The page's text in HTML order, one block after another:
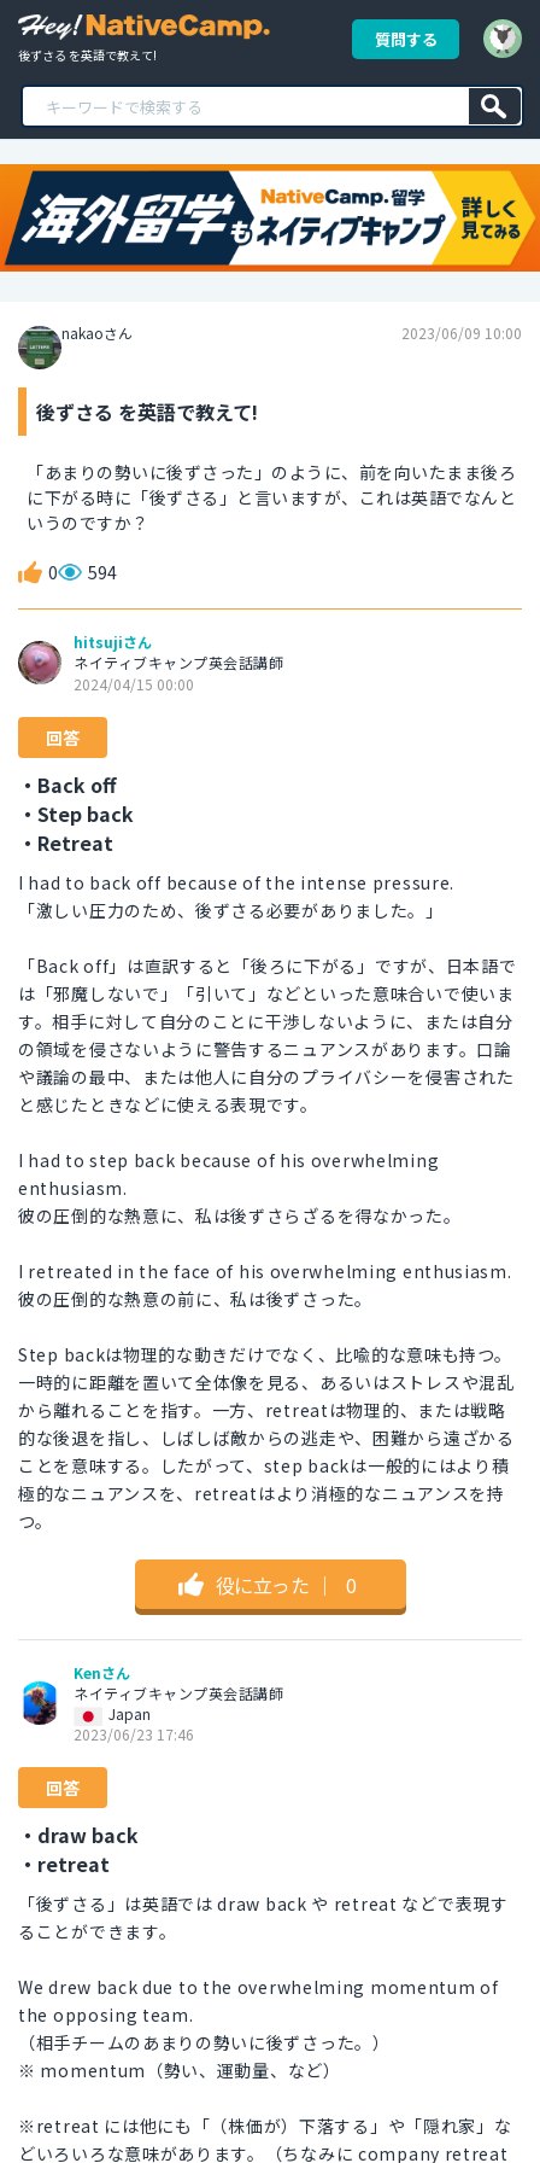
後ずさる を英語で教えて!
質問する
nakaoさん 2023/06/09 10:00
後ずさる を英語で教えて!
「あまりの勢いに後ずさった」のように、前を向いたまま後ろ
に下がる時に「後ずさる」と言いますが、これは英語でなんと
いうのですか？
0 594
hitsujiさん
ネイティブキャンプ英会話講師
2024/04/15 00:00
回答
・Back off
・Step back
・Retreat
I had to back off because of the intense pressure.
「激しい圧力のため、後ずさる必要がありました。」
「Back off」は直訳すると「後ろに下がる」ですが、日本語で
は「邪魔しないで」「引いて」などといった意味合いで使いま
す。相手に対して自分のことに干渉しないように、または自分
の領域を侵さないように警告するニュアンスがあります。口論
や議論の最中、または他人に自分のプライバシーを侵害された
と感じたときなどに使える表現です。
I had to step back because of his overwhelming
enthusiasm.
彼の圧倒的な熱意に、私は後ずさらざるを得なかった。
I retreated in the face of his overwhelming enthusiasm.
彼の圧倒的な熱意の前に、私は後ずさった。
Step backは物理的な動きだけでなく、比喩的な意味も持つ。
一時的に距離を置いて全体像を見る、あるいはストレスや混乱
から離れることを指す。一方、retreatは物理的、または戦略
的な後退を指し、しばしば敵からの逃走や、困難から遠ざかる
ことを意味する。したがって、step backは一般的にはより積
極的なニュアンスを、retreatはより消極的なニュアンスを持
つ。
役に立った ｜ 0
Kenさん
ネイティブキャンプ英会話講師
Japan
2023/06/23 17:46
回答
・draw back
・retreat
「後ずさる」は英語では draw back や retreat などで表現す
ることができます。
We drew back due to the overwhelming momentum of
the opposing team.
（相手チームのあまりの勢いに後ずさった。）
※ momentum（勢い、運動量、など）
※retreat には他にも「（株価が）下落する」や「隠れ家」な
どいろいろな意味があります。（ちなみに company retreat